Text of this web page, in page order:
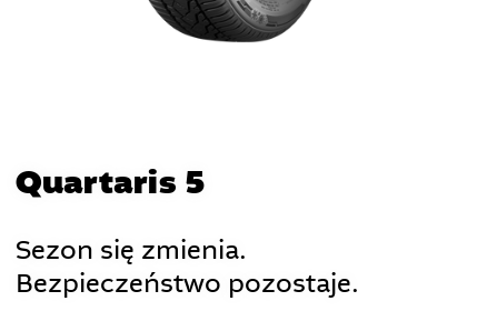
Quartaris 5
Sezon się zmienia.
Bezpieczeństwo pozostaje.